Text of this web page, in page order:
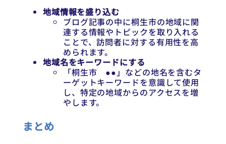
地域情報を盛り込む
ブログ記事の中に桐生市の地域に関
連する情報やトピックを取り入れる
ことで、訪問者に対する有用性を高
められます。
地域名をキーワードにする
「桐生市 ●●」などの地名を含むタ
ーゲットキーワードを意識して使用
し、特定の地域からのアクセスを増
やします。
まとめ